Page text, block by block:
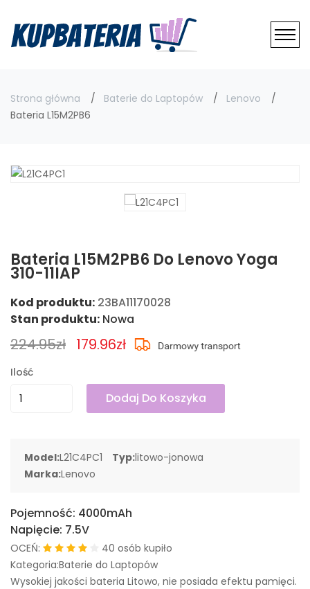
Strona główna Baterie do Laptopów
Lenovo
Bateria L15M2PB6
Bateria L15M2PB6 Do Lenovo Yoga
310-11IAP
Kod produktu: 23BA11170028
Stan produktu: Nowa
224.95zł 179.96zł
Ilość
Dodaj Do Koszyka
Model:L21C4PC1 Typ:litowo-jonowa
Marka:Lenovo
Pojemność: 4000mAh
Napięcie: 7.5V
OCEŃ:
40 osób kupiło
Kategoria:Baterie do Laptopów
Wysokiej jakości bateria Litowo, nie posiada efektu pamięci.